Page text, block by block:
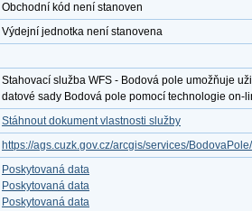
Obchodní kód není stanoven
Výdejní jednotka není stanovena
Stahovací služba WFS - Bodová pole umožňuje
datové sady Bodová pole pomocí technologie on-
Stáhnout dokument vlastnosti služby
https://ags.cuzk.gov.cz/arcgis/services/
Poskytovaná data
Poskytovaná data
Poskytovaná data